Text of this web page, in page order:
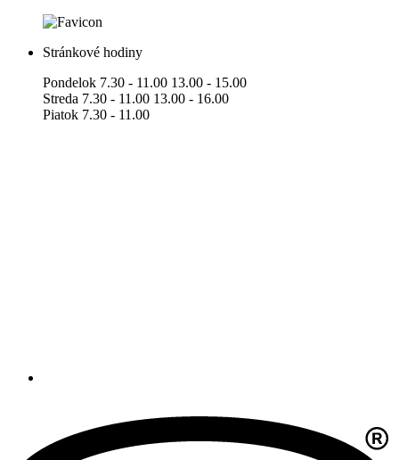
Stránkové hodiny
Pondelok 7.30 - 11.00 13.00 - 15.00
Streda 7.30 - 11.00 13.00 - 16.00
Piatok 7.30 - 11.00